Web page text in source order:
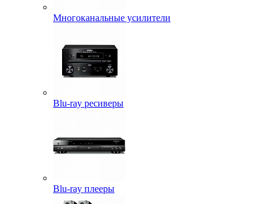
Многоканальные усилители
Blu-ray ресиверы
Blu-ray плееры